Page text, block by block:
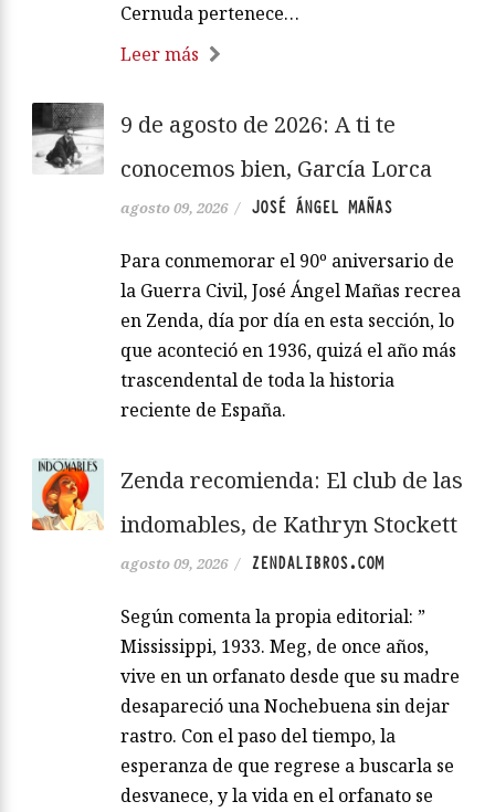
Cernuda pertenece…
Leer más
9 de agosto de 2026: A ti te
conocemos bien, García Lorca
agosto 09, 2026 / JOSÉ ÁNGEL MAÑAS
Para conmemorar el 90º aniversario de
la Guerra Civil, José Ángel Mañas recrea
en Zenda, día por día en esta sección, lo
que aconteció en 1936, quizá el año más
trascendental de toda la historia
reciente de España.
Zenda recomienda: El club de las
indomables, de Kathryn Stockett
agosto 09, 2026 / ZENDALIBROS.COM
Según comenta la propia editorial: ”
Mississippi, 1933. Meg, de once años,
vive en un orfanato desde que su madre
desapareció una Nochebuena sin dejar
rastro. Con el paso del tiempo, la
esperanza de que regrese a buscarla se
desvanece, y la vida en el orfanato se